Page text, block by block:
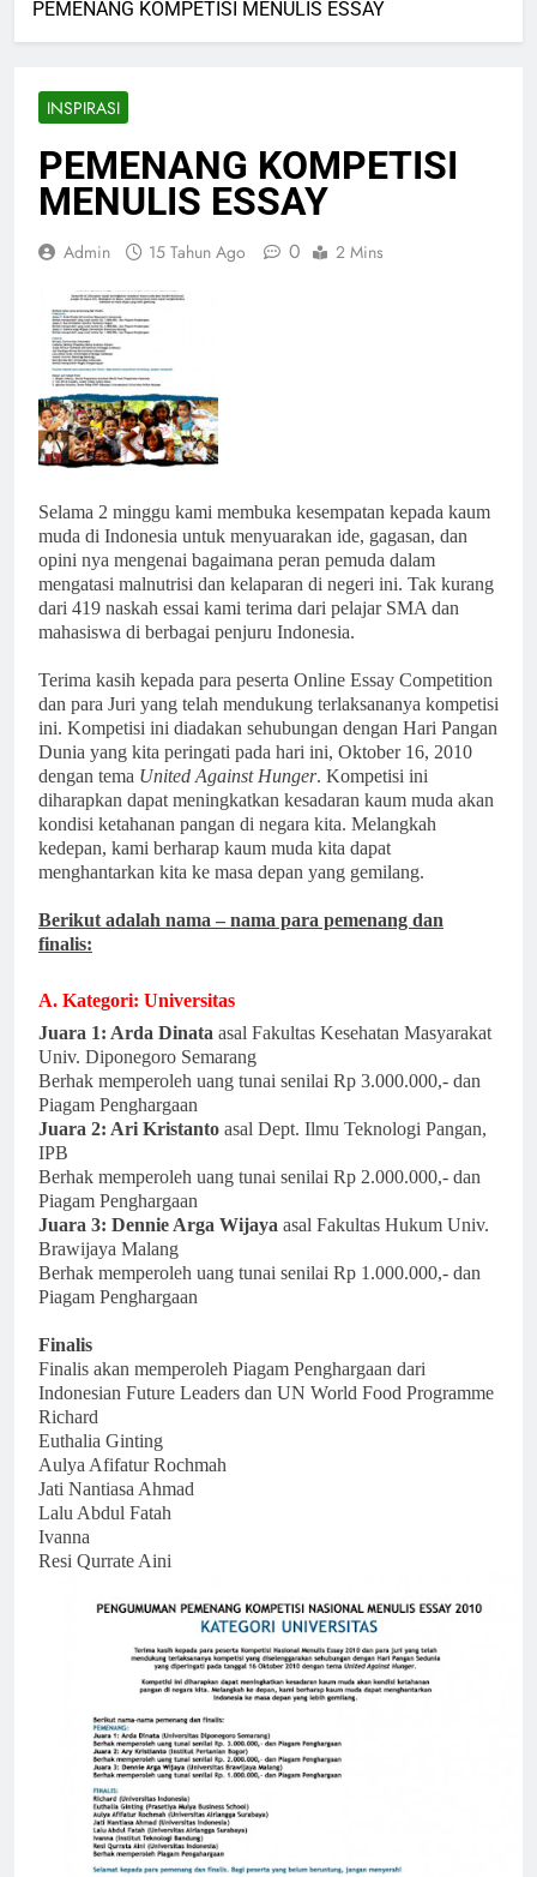
PEMENANG KOMPETISI MENULIS ESSAY
INSPIRASI
PEMENANG KOMPETISI
MENULIS ESSAY
Admin 15 Tahun Ago 0 2 Mins
Selama 2 minggu kami membuka kesempatan kepada kaum
muda di Indonesia untuk menyuarakan ide, gagasan, dan
opini nya mengenai bagaimana peran pemuda dalam
mengatasi malnutrisi dan kelaparan di negeri ini. Tak kurang
dari 419 naskah essai kami terima dari pelajar SMA dan
mahasiswa di berbagai penjuru Indonesia.
Terima kasih kepada para peserta Online Essay Competition
dan para Juri yang telah mendukung terlaksananya kompetisi
ini. Kompetisi ini diadakan sehubungan dengan Hari Pangan
Dunia yang kita peringati pada hari ini, Oktober 16, 2010
dengan tema United Against Hunger. Kompetisi ini
diharapkan dapat meningkatkan kesadaran kaum muda akan
kondisi ketahanan pangan di negara kita. Melangkah
kedepan, kami berharap kaum muda kita dapat
menghantarkan kita ke masa depan yang gemilang.
Berikut adalah nama – nama para pemenang dan
finalis:
A. Kategori: Universitas
Juara 1: Arda Dinata asal Fakultas Kesehatan Masyarakat
Univ. Diponegoro Semarang
Berhak memperoleh uang tunai senilai Rp 3.000.000,- dan
Piagam Penghargaan
Juara 2: Ari Kristanto asal Dept. Ilmu Teknologi Pangan,
IPB
Berhak memperoleh uang tunai senilai Rp 2.000.000,- dan
Piagam Penghargaan
Juara 3: Dennie Arga Wijaya asal Fakultas Hukum Univ.
Brawijaya Malang
Berhak memperoleh uang tunai senilai Rp 1.000.000,- dan
Piagam Penghargaan
Finalis
Finalis akan memperoleh Piagam Penghargaan dari
Indonesian Future Leaders dan UN World Food Programme
Richard
Euthalia Ginting
Aulya Afifatur Rochmah
Jati Nantiasa Ahmad
Lalu Abdul Fatah
Ivanna
Resi Qurrate Aini